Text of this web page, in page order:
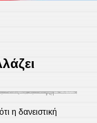
η δανειστική